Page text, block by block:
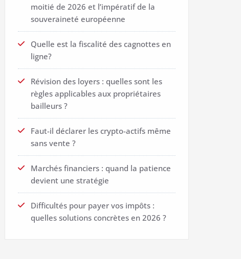
moitié de 2026 et l’impératif de la
souveraineté européenne
Quelle est la fiscalité des cagnottes en
ligne?
Révision des loyers : quelles sont les
règles applicables aux propriétaires
bailleurs ?
Faut-il déclarer les crypto-actifs même
sans vente ?
Marchés financiers : quand la patience
devient une stratégie
Difficultés pour payer vos impôts :
quelles solutions concrètes en 2026 ?